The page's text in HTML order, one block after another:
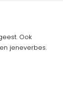
Ook
jeneverbes.